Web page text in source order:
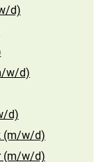
d)
w/d)
d)
(m/w/d)
(m/w/d)